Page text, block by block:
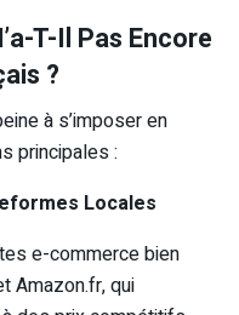
T-Il Pas Encore
?
à s’imposer en
principales :
Locales
e-commerce bien
Amazon.fr, qui